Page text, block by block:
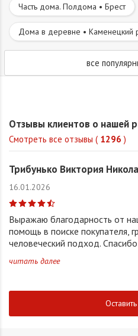
Часть дома. Полдома • Брест
Дома в деревне • Каменецкий
все
Отзывы клиентов о нашей
Смотреть все отзывы ( 1296 )
Трибунько Виктория
16.01.2026
Выражаю благодарность от
помощь в поиске покупателя,
человеческий подход.
читать далее